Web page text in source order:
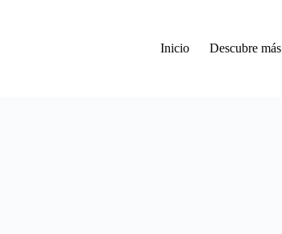
Inicio
Descubre más